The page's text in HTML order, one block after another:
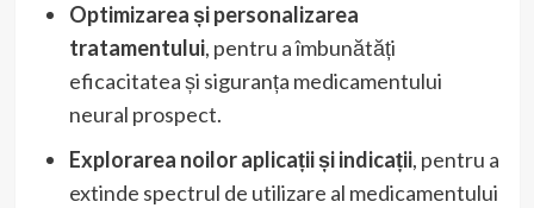
Optimizarea și personalizarea
tratamentului, pentru a îmbunătăți
eficacitatea și siguranța medicamentului
neural prospect.
Explorarea noilor aplicații și indicații, pentru a
extinde spectrul de utilizare al medicamentului